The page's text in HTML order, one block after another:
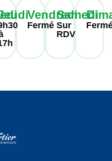
Vendredi
Fermé
Samedi
Sur
RDV